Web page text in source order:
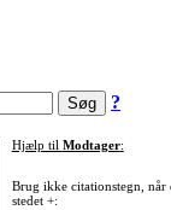
?
Hjælp til Modtager:
Brug ikke citationstegn, når
stedet +: